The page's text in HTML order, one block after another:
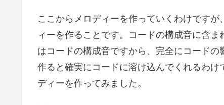
ここからメロディーを作っていくわけです
ィーを作ることです。コードの構成音に含ま
はコードの構成音ですから、完全にコード
作ると確実にコードに溶け込んでくれるわ
ディーを作ってみました。